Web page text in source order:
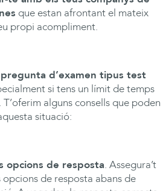
que estan afrontant el mateix
propi acompliment.
d’examen tipus test
si tens un límit de temps
T’oferim alguns consells que poden
situació:
opcions de resposta. Assegura’t
de resposta abans de